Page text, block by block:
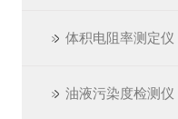
体积电阻率测定仪
油液污染度检测仪